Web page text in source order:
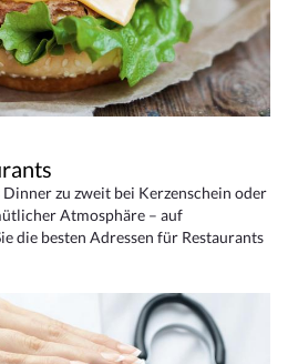
zu zweit bei Kerzenschein oder
Atmosphäre – auf
die besten Adressen für Restaurants